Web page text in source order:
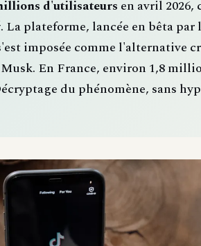
d'utilisateurs en avril 2026,
plateforme, lancée en bêta par
imposée comme l'alternative
En France, environ 1,8
du phénomène, sans